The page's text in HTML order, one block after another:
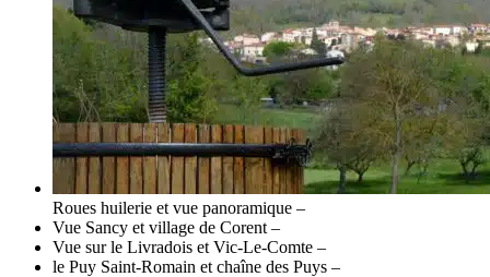
Roues huilerie et vue panoramique –
Vue Sancy et village de Corent –
Vue sur le Livradois et Vic-Le-Comte –
le Puy Saint-Romain et chaîne des Puys –